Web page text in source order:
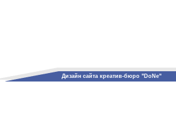
Дизайн сайта креатив-бюро "DoNe"